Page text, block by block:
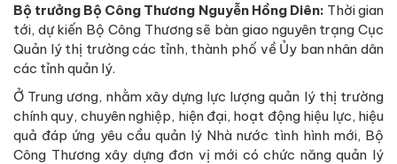
Bộ trưởng Bộ Công Thương Nguyễn Hồng Diên: Thời gian
tới, dự kiến Bộ Công Thương sẽ bàn giao nguyên trạng Cục
Quản lý thị trường các tỉnh, thành phố về Ủy ban nhân dân
các tỉnh quản lý.
Ở Trung ương, nhằm xây dựng lực lượng quản lý thị trường
chính quy, chuyên nghiệp, hiện đại, hoạt động hiệu lực, hiệu
quả đáp ứng yêu cầu quản lý Nhà nước tình hình mới, Bộ
Công Thương xây dựng đơn vị mới có chức năng quản lý